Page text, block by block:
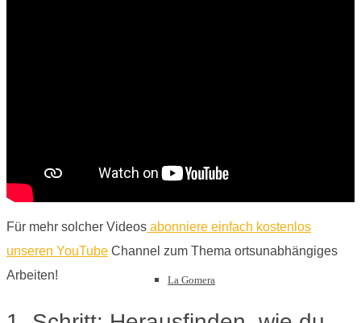
La Gomera
Für mehr solcher Videos abonniere einfach kostenlos
unseren YouTube Channel zum Thema ortsunabhängiges
Arbeiten!